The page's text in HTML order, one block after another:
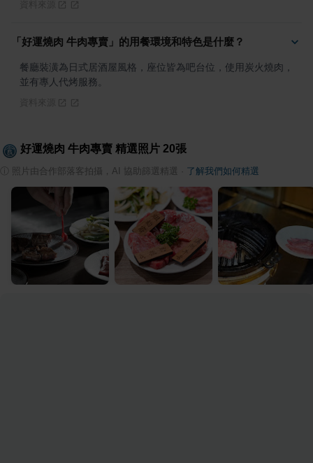
「好運燒肉 牛肉專賣」的用餐環境和特色是什麼？
餐廳裝潢為日式居酒屋風格，座位皆為吧台位，使用炭火燒肉，
並有專人代烤服務。
好運燒肉 牛肉專賣 精選照片 20張
照片由合作部落客拍攝，AI 協助篩選精選 了解我們如何精選